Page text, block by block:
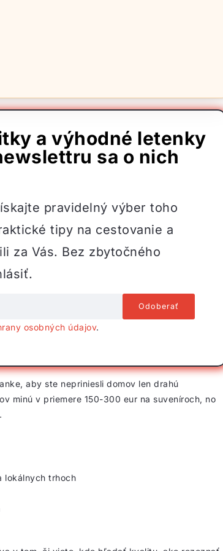
a výhodné letenky
sa o nich
pravidelný výber toho
tipy na cestovanie a
za Vás. Bez zbytočného
osobných údajov.
aby ste nepriniesli domov len drahú
minú v priemere 150-300 eur na suveníroch, no
lokálnych trhoch